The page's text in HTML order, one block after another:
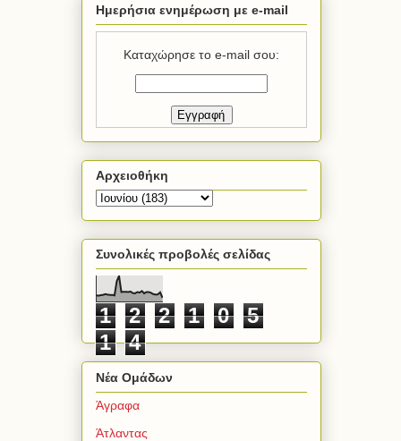
Ημερήσια ενημέρωση με e-mail
Καταχώρησε το e-mail σου:
Αρχειοθήκη
Συνολικές προβολές σελίδας
1 2 2 1 0
5
1
4
Νέα Ομάδων
Άγραφα
Άτλαντας